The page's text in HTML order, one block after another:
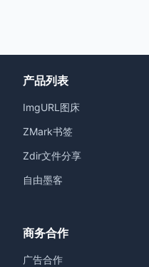
产品列表
ImgURL图床
ZMark书签
Zdir文件分享
自由墨客
商务合作
广告合作